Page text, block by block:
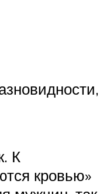
К
кровью»